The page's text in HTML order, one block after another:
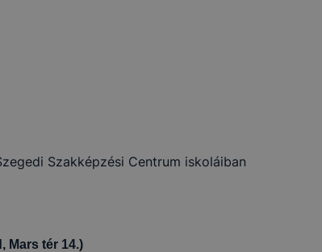
Szakképzési Centrum iskoláiban
Mars tér 14.)